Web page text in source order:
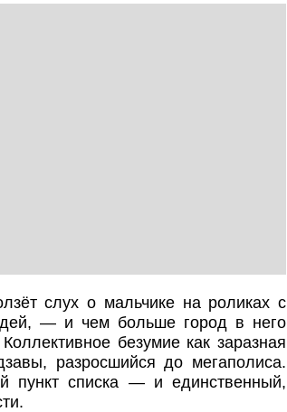
слух о мальчике на роликах с
— и чем больше город в него
безумие как заразная
разросшийся до мегаполиса.
пункт списка — и единственный,